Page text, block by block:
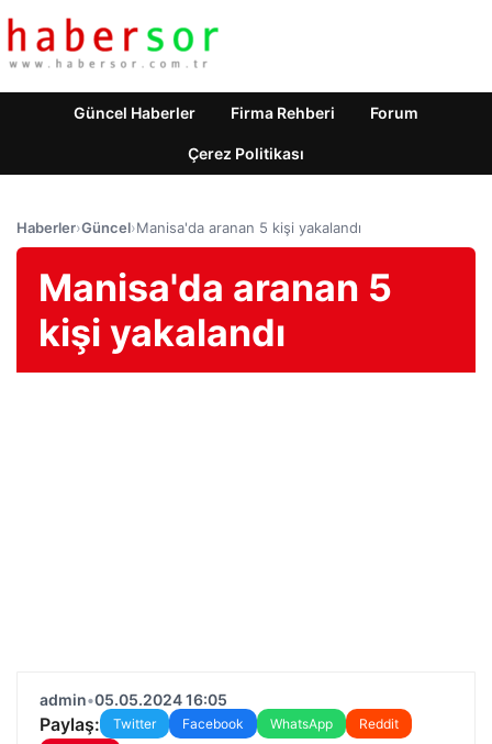
Güncel Haberler Firma Rehberi Forum
Çerez Politikası
Haberler›Güncel›Manisa'da aranan 5 kişi yakalandı
Manisa'da aranan 5
kişi yakalandı
admin•05.05.2024 16:05
Paylaş: Twitter Facebook WhatsApp
Reddit